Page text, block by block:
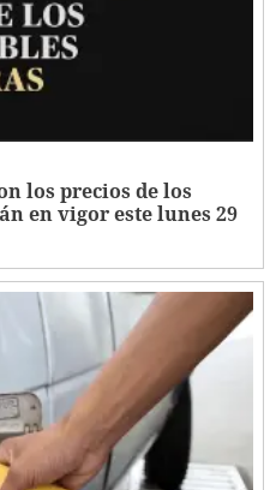
los precios de los
en vigor este lunes 29